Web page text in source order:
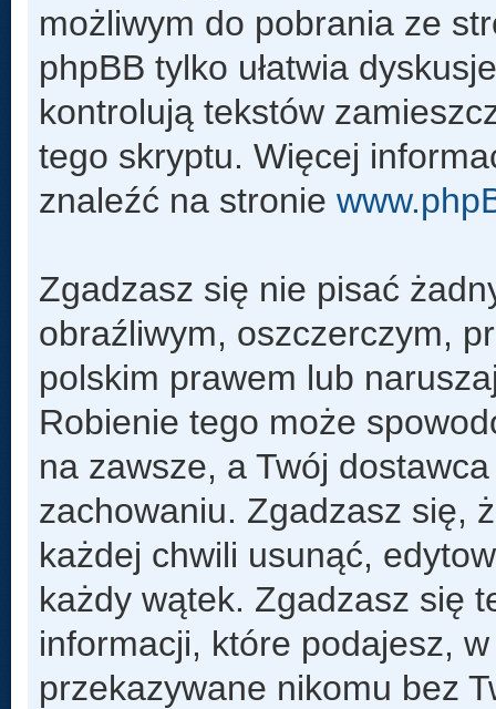
możliwym do pobrania ze
phpBB tylko ułatwia
kontrolują tekstów
tego skryptu. Więcej
znaleźć na stronie
Zgadzasz się nie pisać
obraźliwym, oszczerczym,
polskim prawem lub
Robienie tego może
na zawsze, a Twój
zachowaniu. Zgadzasz się,
każdej chwili usunąć,
każdy wątek. Zgadzasz się
informacji, które podajesz,
przekazywane nikomu bez